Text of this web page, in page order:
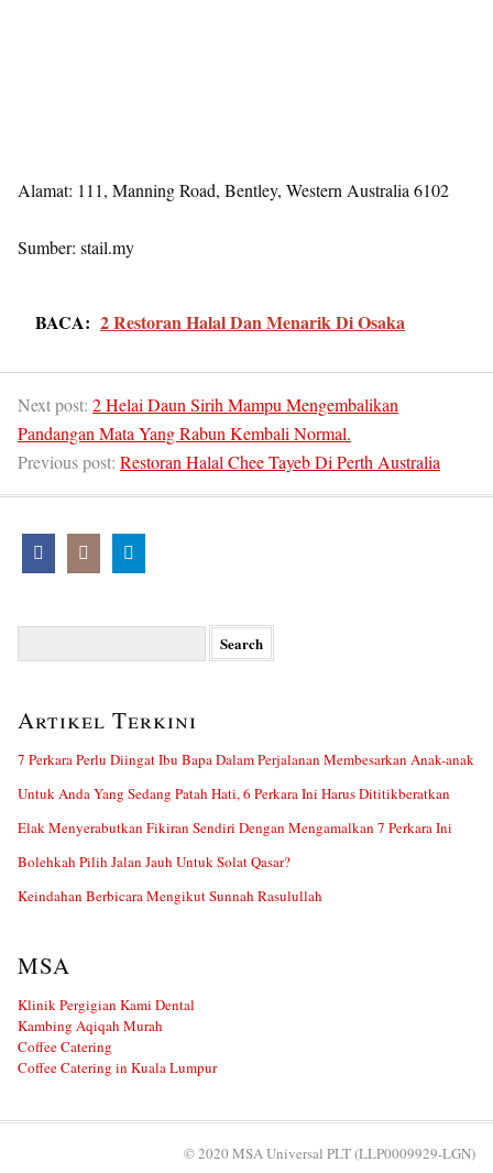
Alamat: 111, Manning Road, Bentley, Western Australia 6102
Sumber: stail.my
BACA: 2 Restoran Halal Dan Menarik Di Osaka
Next post: 2 Helai Daun Sirih Mampu Mengembalikan
Pandangan Mata Yang Rabun Kembali Normal.
Previous post: Restoran Halal Chee Tayeb Di Perth Australia
Artikel Terkini
7 Perkara Perlu Diingat Ibu Bapa Dalam Perjalanan Membesarkan Anak-anak
Untuk Anda Yang Sedang Patah Hati, 6 Perkara Ini Harus Dititikberatkan
Elak Menyerabutkan Fikiran Sendiri Dengan Mengamalkan 7 Perkara Ini
Bolehkah Pilih Jalan Jauh Untuk Solat Qasar?
Keindahan Berbicara Mengikut Sunnah Rasulullah
MSA
Klinik Pergigian Kami Dental
Kambing Aqiqah Murah
Coffee Catering
Coffee Catering in Kuala Lumpur
© 2020 MSA Universal PLT (LLP0009929-LGN)